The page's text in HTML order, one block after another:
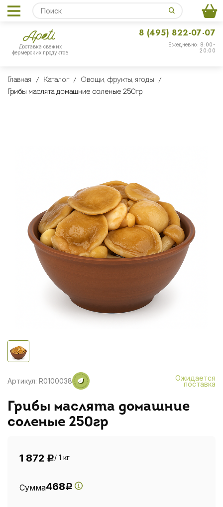
Доставка свежих
фермерских продуктов
Ежедневно: 8:00-
20:00
8 (495) 822-07-07
Главная Каталог
Овощи, фрукты, ягоды
Грибы маслята домашние соленые 250гр
Артикул: R0100038 Ожидается
поставка
Грибы маслята домашние
соленые 250гр
1 872 Р/ 1 кг
Сумма468Р